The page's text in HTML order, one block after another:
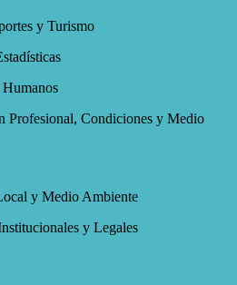
y Turismo
Humanos
Profesional, Condiciones y Medio
y Medio Ambiente
y Legales